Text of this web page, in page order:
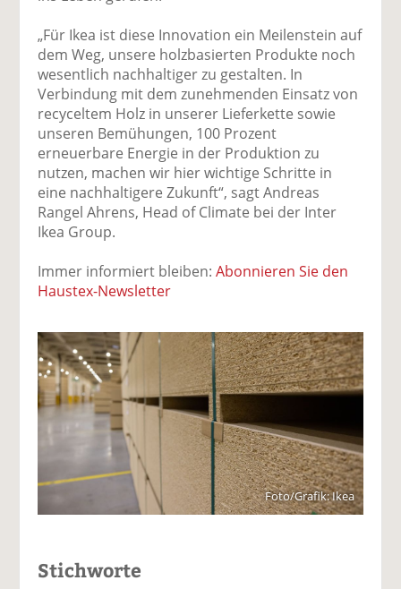
„Für Ikea ist diese Innovation ein Meilenstein auf
dem Weg, unsere holzbasierten Produkte noch
wesentlich nachhaltiger zu gestalten. In
Verbindung mit dem zunehmenden Einsatz von
recyceltem Holz in unserer Lieferkette sowie
unseren Bemühungen, 100 Prozent
erneuerbare Energie in der Produktion zu
nutzen, machen wir hier wichtige Schritte in
eine nachhaltigere Zukunft“, sagt Andreas
Rangel Ahrens, Head of Climate bei der Inter
Ikea Group.
Immer informiert bleiben:Abonnieren Sie den
Haustex-Newsletter
Foto/Grafik: Ikea
Stichworte